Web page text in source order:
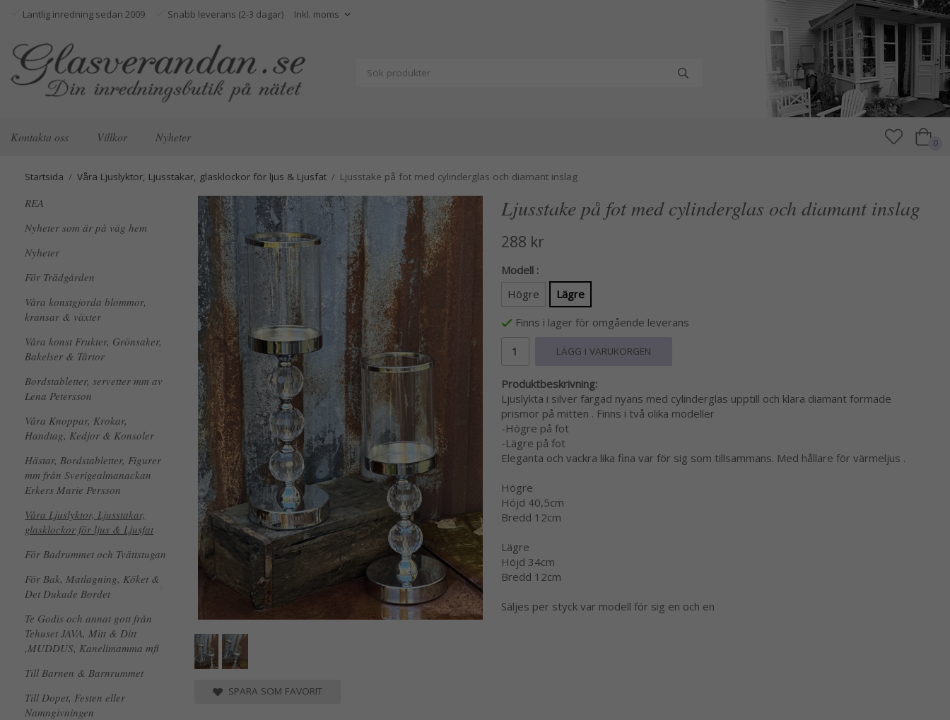
Lantlig inredning sedan 2009 Snabb leverans (2-3 dagar)
Kontakta oss Villkor Nyheter 0
Startsida / Våra Ljuslyktor, Ljusstakar, glasklockor för ljus & Ljusfat / Ljusstake på fot med cylinderglas och diamant inslag
REA
Nyheter som är på väg hem
Nyheter
För Trädgården
Våra konstgjorda blommor,
kransar & växter
Våra konst Frukter, Grönsaker,
Bakelser & Tårtor
Bordstabletter, servetter mm av
Lena Petersson
Våra Knoppar, Krokar,
Handtag, Kedjor & Konsoler
Hästar, Bordstabletter, Figurer
mm från Sverigealmanackan
Erkers Marie Persson
Våra Ljuslyktor, Ljusstakar,
glasklockor för ljus & Ljusfat
För Badrummet och Tvättstugan
För Bak, Matlagning, Köket &
Det Dukade Bordet
Te Godis och annat gott från
Tehuset JAVA, Mitt & Ditt
,MUDDUS, Kanelimamma mfl
Till Barnen & Barnrummet
Till Dopet, Festen eller
Namngivningen
Ljusstake på fot med cylinderglas och diamant inslag
288 kr
Modell :
Högre
Lägre
Finns i lager för omgående leverans
LÄGG I VARUKORGEN
Produktbeskrivning:
Ljuslykta i silver färgad nyans med cylinderglas upptill och klara diamant formade
prismor på mitten . Finns i två olika modeller
-Högre på fot
-Lägre på fot
Eleganta och vackra lika fina var för sig som tillsammans. Med hållare för värmeljus .
Högre
Höjd 40,5cm
Bredd 12cm
Lägre
Höjd 34cm
Bredd 12cm
Säljes per styck var modell för sig en och en
SPARA SOM FAVORIT